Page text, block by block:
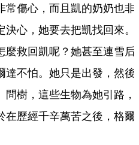
常傷心，而且凱的奶奶也非
決心，她要去把凱找回來。
麼救回凱呢？她甚至連雪后
達不怕。她只是出發，然後
問樹，這些生物為她引路，
在歷經千辛萬苦之後，格爾